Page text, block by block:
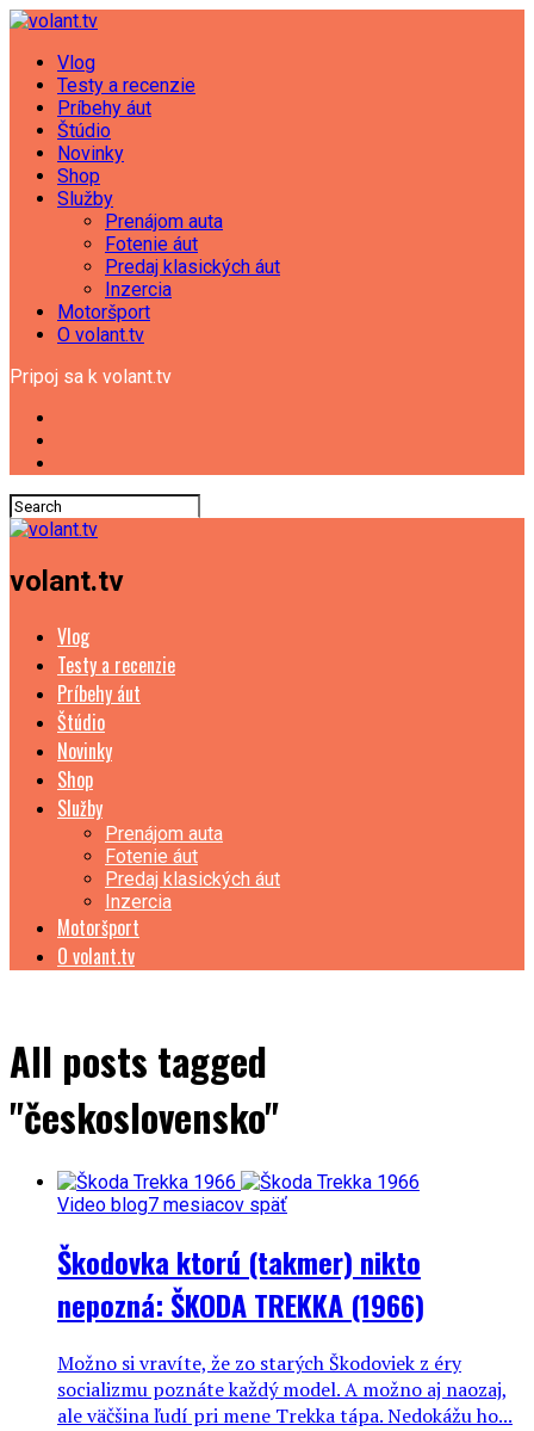
Vlog
Testy a recenzie
Príbehy áut
Štúdio
Novinky
Shop
Služby
Prenájom auta
Fotenie áut
Predaj klasických áut
Inzercia
Motoršport
O volant.tv
Pripoj sa k volant.tv
volant.tv
Vlog
Testy a recenzie
Príbehy áut
Štúdio
Novinky
Shop
Služby
Prenájom auta
Fotenie áut
Predaj klasických áut
Inzercia
Motoršport
O volant.tv
All posts tagged
"československo"
Video blog7 mesiacov späť
Škodovka ktorú (takmer) nikto
nepozná: ŠKODA TREKKA (1966)
Možno si vravíte, že zo starých Škodoviek z éry
socializmu poznáte každý model. A možno aj naozaj,
ale väčšina ľudí pri mene Trekka tápa. Nedokážu ho...